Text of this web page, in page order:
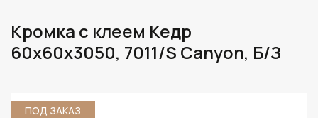
Кромка с клеем Кедр
60х60х3050, 7011/S Canyon, Б/З
ПОД ЗАКАЗ